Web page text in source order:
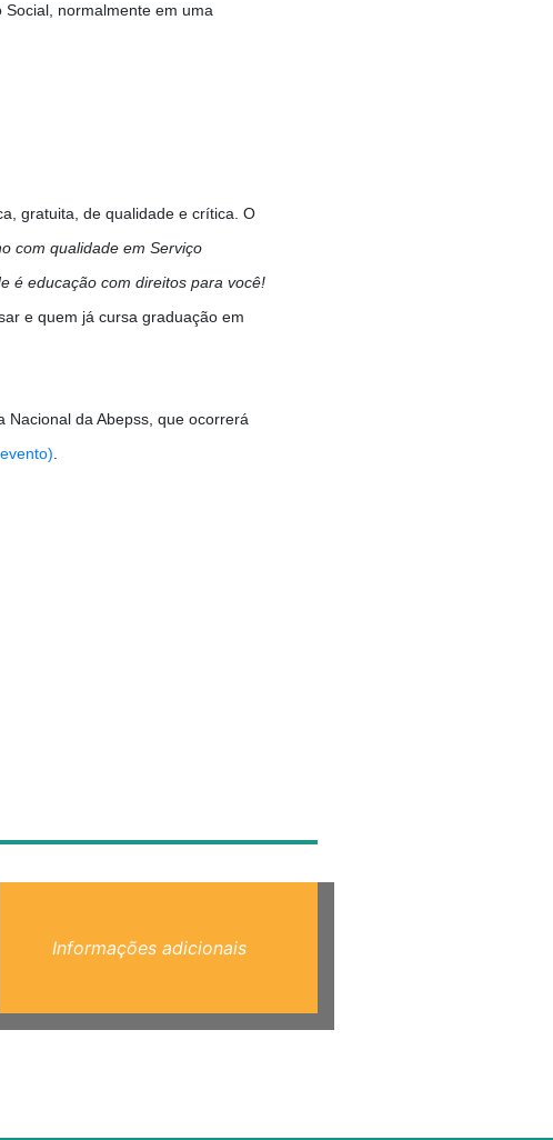
normalmente em uma
gratuita, de qualidade e crítica. O
com qualidade em Serviço
é educação com direitos para você!
e quem já cursa graduação em
da Abepss, que ocorrerá
.
Informações adicionais